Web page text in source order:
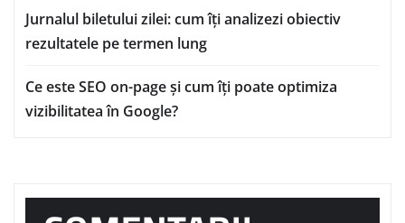
Jurnalul biletului zilei: cum îți analizezi obiectiv
rezultatele pe termen lung
Ce este SEO on-page și cum îți poate optimiza
vizibilitatea în Google?